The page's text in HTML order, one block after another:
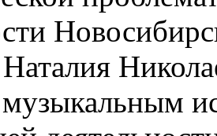
Наталия
музыкальным